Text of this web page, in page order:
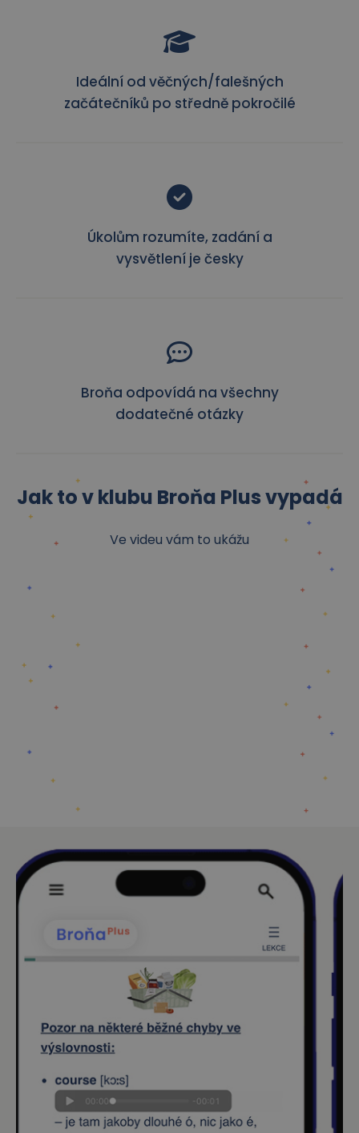
Ideální od věčných/falešných
začátečníků po středně pokročilé
Úkolům rozumíte, zadání a
vysvětlení je česky
Broňa odpovídá na všechny
dodatečné otázky
Jak to v klubu Broňa Plus vypadá
Ve videu vám to ukážu